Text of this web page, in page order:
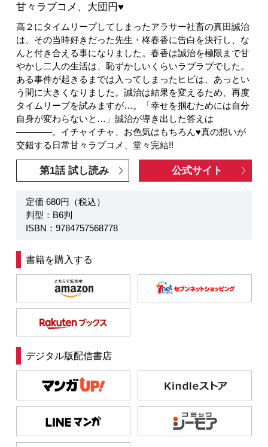
甘々ラブコメ、大団円♥
高２にタイムリープしてしまったアラサー社畜の真田誠治
は、その当時好きだった先生・柊春香に告白を決行し、な
んと付き合える事になりました。春香は誠治を極限まで甘
やかし二人の生活は、恥ずかしいくらいラブラブでした。
ある事件が起きるまでは入ってしまったヒビは、あっとい
う間に大きくなりました。誠治は結果を変えるため、再度
タイムリープを試みますが…。「幸せを掴むためには自分
自身が変わらないと…」誠治が導き出した答えは
――――。イチャイチャ、お色気はもちろん♥真の想いが
交錯する日常甘々ラブコメ、堂々完結!!
第1話 試し読み 公式サイト
定価 680円（税込）
判型：B6判
ISBN：9784757568778
書籍を購入する
デジタル版配信書店